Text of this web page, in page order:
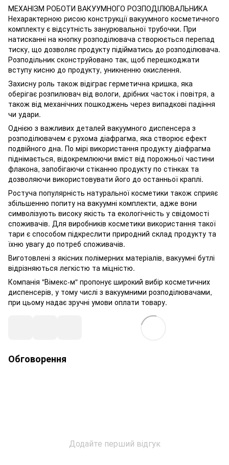
МЕХАНІЗМ РОБОТИ ВАКУУМНОГО РОЗПОДІЛЮВАЛЬНИКА
Нехарактерною рисою конструкції вакуумного косметичного
комплекту є відсутність занурювальної трубочки. При
натисканні на кнопку розподілювача створюється перепад
тиску, що дозволяє продукту підійматись до розподілювача.
Розподільник сконструйовано так, щоб перешкоджати
вступу кисню до продукту, уникненню окислення.
Захисну роль також відіграє герметична кришка, яка
оберігає розпилювач від вологи, дрібних часток і повітря, а
також від механічних пошкоджень через випадкові падіння
чи удари.
Однією з важливих деталей вакуумного диспенсера з
розподілювачем є рухома діафрагма, яка створює ефект
подвійного дна. По мірі використання продукту діафрагма
піднімається, відокремлюючи вміст від порожньої частини
флакона, запобігаючи стіканню продукту по стінках та
дозволяючи використовувати його до останньої краплі.
Ростуча популярність натуральної косметики також сприяє
збільшенню попиту на вакуумні комплекти, адже вони
символізують високу якість та екологічність у свідомості
споживачів. Для виробників косметики використання такої
тари є способом підкреслити природний склад продукту та
їхню увагу до потреб споживачів.
Виготовлені з якісних полімерних матеріалів, вакуумні бутлі
відрізняються легкістю та міцністю.
Компанія "Вімекс-м" пропонує широкий вибір косметичних
диспенсерів, у тому числі з вакуумними розподілювачами,
при цьому надає зручні умови оплати товару.
Обговорення
Додайте перший відгук